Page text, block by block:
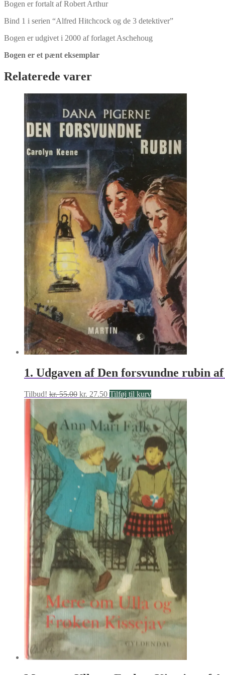
Bogen er fortalt af Robert Arthur
Bind 1 i serien “Alfred Hitchcock og de 3 detektiver”
Bogen er udgivet i 2000 af forlaget Aschehoug
Bogen er et pænt eksemplar
Relaterede varer
1. Udgaven af Den forsvundne rubin
Tilbud! kr.55.00 Den
pris
kr. 55.00.
kr. 27.50Den
pris
er:
kr. 27.50.
Tilføj til kurv